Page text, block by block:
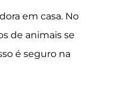
em casa. No
de animais se
é seguro na